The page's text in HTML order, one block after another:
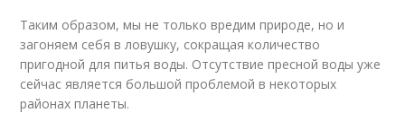
Таким образом, мы не только вредим природе, но и
загоняем себя в ловушку, сокращая количество
пригодной для питья воды. Отсутствие пресной воды уже
сейчас является большой проблемой в некоторых
районах планеты.